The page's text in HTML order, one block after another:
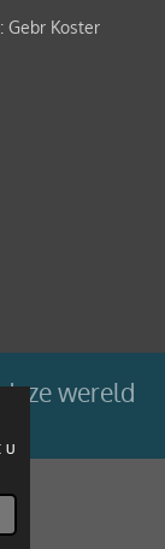
u
Gebr Koster
wereld